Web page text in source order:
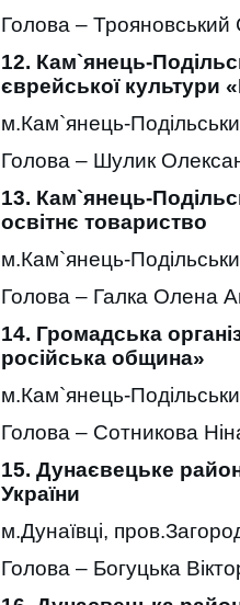
Голова – Трояновський
12. Кам`янець-
єврейської культури
м.Кам`янець-
Голова – Шулик
13. Кам`янець-
освітнє товариство
м.Кам`янець-
Голова – Галка Олена
14. Громадська
російська община»
м.Кам`янець-
Голова – Сотникова
15. Дунаєвецьке
України
м.Дунаївці,
Голова – Богуцька